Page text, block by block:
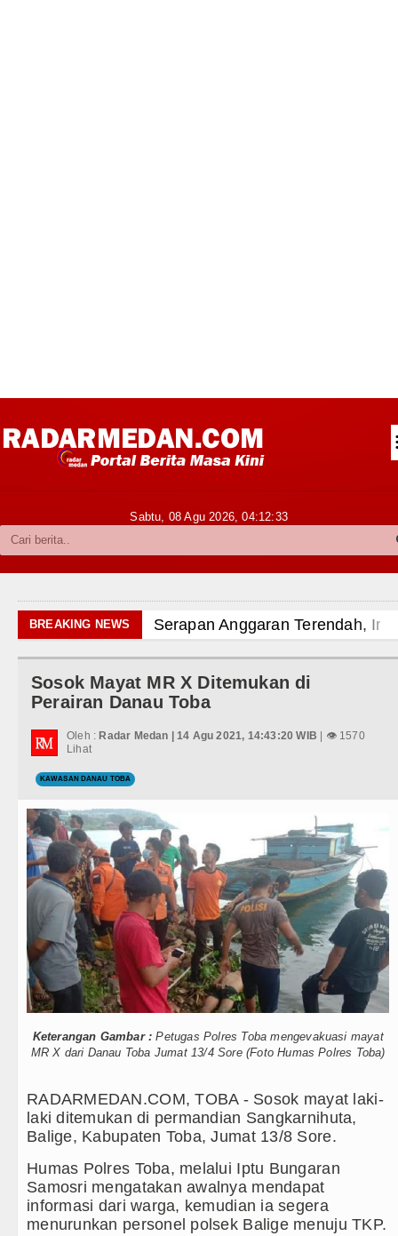
Kabupaten Karo
Politik
Olahraga
Internasional
Wisata
TIPS dan TRIK
+ Lainnya
Video
Siraman Rohani
Sabtu, 08 Agu 2026,04:12:34
BREAKING NEWSSerapan Anggaran Terendah,
Gubernur Bobby Nasution Siapkan
Sinergi Jaga Kelestarian Alam, Pemkab
Pemkab Taput Restrukturisasi Pinjaman
Tujuh Tewas dalam Penembakan Massal
Bayern Munich Menang Tipis Atas Aston
Masyarakat Desak APH Bongkar
Polrestabes Medan Ungkap 1.187 Kasus
Liverpool vs Monaco Laga Persahabatan
Manchester City vs Atletico Madrid
Serapan Anggaran Terendah,
Gubernur Bobby Nasution Siapkan
Pemkab Taput Restrukturisasi Pinjaman
Tujuh Tewas dalam Penembakan Massal
Bayern Munich Menang Tipis Atas Aston
Masyarakat Desak APH Bongkar
Sosok Mayat MR X Ditemukan di
Perairan Danau Toba
Oleh : Radar Medan | 14 Agu 2021, 14:43:20 WIB | 👁 1570
Lihat
KAWASAN DANAU TOBA
Keterangan Gambar : Petugas Polres Toba mengevakuasi mayat
MR X dari Danau Toba Jumat 13/4 Sore (Foto Humas Polres Toba)
RADARMEDAN.COM, TOBA - Sosok mayat laki-
laki ditemukan di permandian Sangkarnihuta,
Balige, Kabupaten Toba, Jumat 13/8 Sore.
Humas Polres Toba, melalui Iptu Bungaran
Samosri mengatakan awalnya mendapat
informasi dari warga, kemudian ia segera
menurunkan personel polsek Balige menuju TKP.